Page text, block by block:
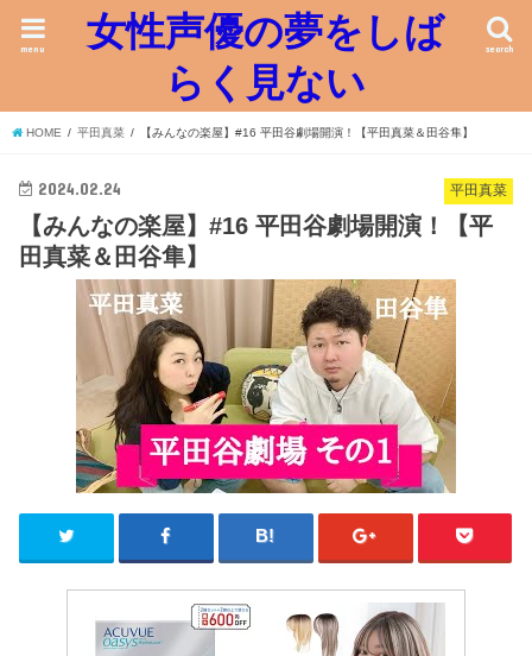
女性声優の夢をしば
らく見ない
search
menu
HOME 平田真菜 【みんなの楽屋】#16 平田谷劇場開演！【平田真菜＆田谷隼】
平田真菜
2024.02.24
【みんなの楽屋】#16 平田谷劇場開演！【平
田真菜＆田谷隼】